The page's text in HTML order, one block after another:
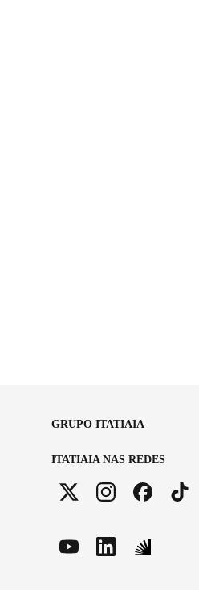
GRUPO ITATIAIA
ITATIAIA NAS REDES